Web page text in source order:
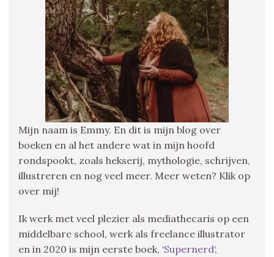
Mijn naam is Emmy. En dit is mijn blog over
boeken en al het andere wat in mijn hoofd
rondspookt, zoals hekserij, mythologie, schrijven,
illustreren en nog veel meer. Meer weten? Klik op
over mij!
Ik werk met veel plezier als mediathecaris op een
middelbare school, werk als freelance illustrator
en in 2020 is mijn eerste boek, ‘Supernerd‘,